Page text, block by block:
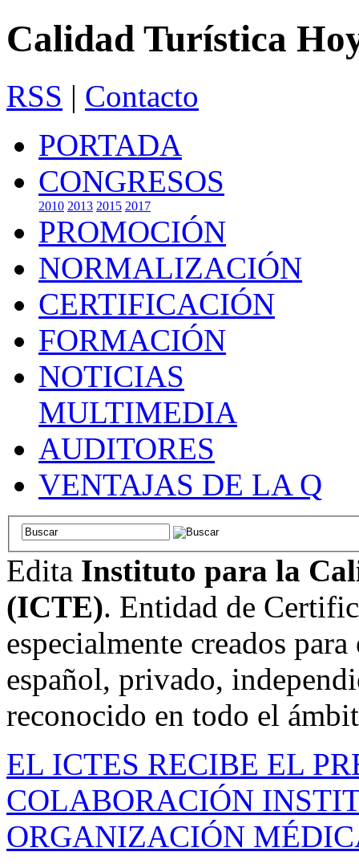
Calidad Turística
RSS | Contacto
PORTADA
CONGRESOS
2010 2013 2015 2017
PROMOCIÓN
NORMALIZACIÓN
CERTIFICACIÓN
FORMACIÓN
NOTICIAS
MULTIMEDIA
AUDITORES
VENTAJAS DE LA Q
Edita Instituto para la
(ICTE). Entidad de
especialmente creados
español, privado,
reconocido en todo el
EL ICTES RECIBE EL
COLABORACIÓN
ORGANIZACIÓN